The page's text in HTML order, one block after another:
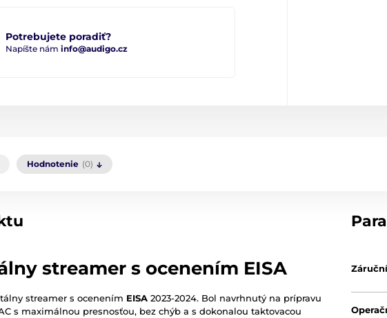
Potrebujete poradiť?
Napíšte nám info@audigo.cz
Hodnotenie (0)
streamer s ocenením EISA
streamer s ocenením EISA 2023-2024. Bol navrhnutý na prípravu
s maximálnou presnosťou, bez chýb a s dokonalou taktovacou